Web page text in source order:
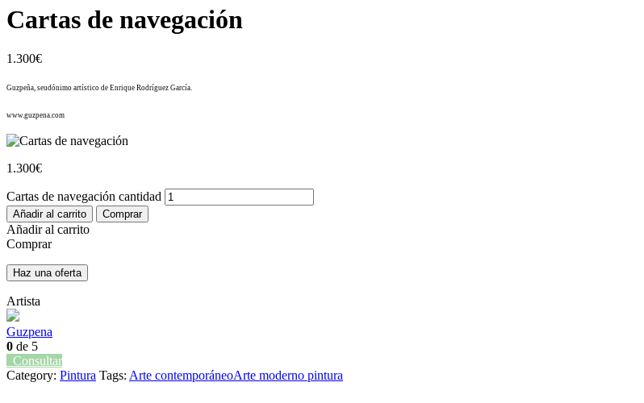
Cartas de navegación
1.300€
Guzpeña, seudónimo artístico de Enrique Rodríguez García.
www.guzpena.com
1.300€
Cartas de navegación cantidad
Añadir al carrito Comprar
Añadir al carrito
Comprar
Haz una oferta
Artista
Guzpena
0 de 5
Consultar
Category: Pintura Tags: Arte contemporáneoArte moderno pintura